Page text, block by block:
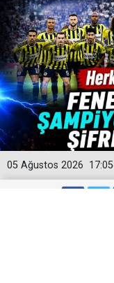
17:05
05 Ağustos 2026